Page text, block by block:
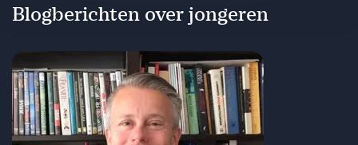
Blogberichten over jongeren